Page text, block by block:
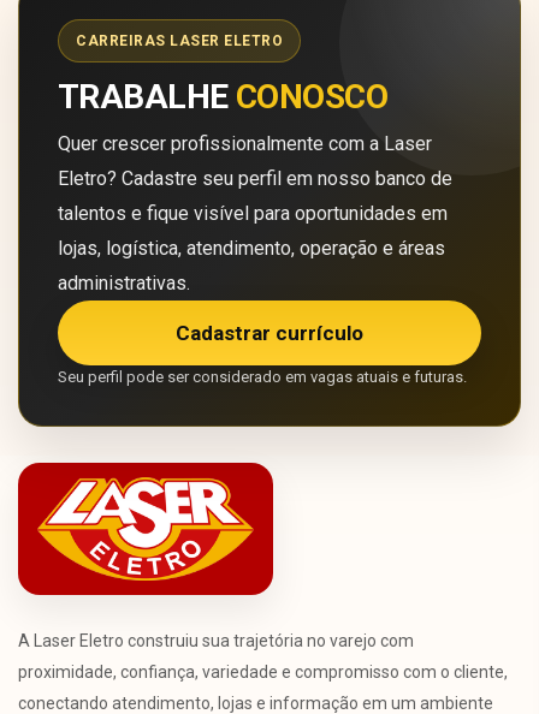
CARREIRAS LASER ELETRO
TRABALHE CONOSCO
Quer crescer profissionalmente com a Laser
Eletro? Cadastre seu perfil em nosso banco de
talentos e fique visível para oportunidades em
lojas, logística, atendimento, operação e áreas
administrativas.
Cadastrar currículo
Seu perfil pode ser considerado em vagas atuais e futuras.
A Laser Eletro construiu sua trajetória no varejo com
proximidade, confiança, variedade e compromisso com o cliente,
conectando atendimento, lojas e informação em um ambiente